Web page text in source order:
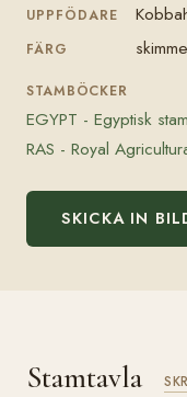
UPPFÖDARE
FÄRG
STAMBÖCKER
EGYPT - Egyptisk
RAS - Royal
SKICKA IN
Stamtavla